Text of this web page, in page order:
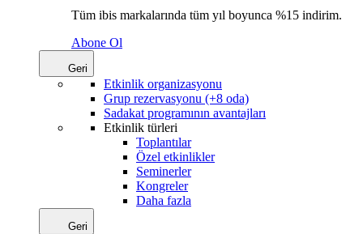
Tüm ibis markalarında tüm yıl boyunca %15 indirim.
Abone Ol
Geri
Etkinlik organizasyonu
Grup rezervasyonu (+8 oda)
Sadakat programının avantajları
Etkinlik türleri
Toplantılar
Özel etkinlikler
Seminerler
Kongreler
Daha fazla
Geri